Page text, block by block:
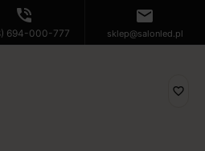
phone_in_talk
694-000-777
mail
sklep@salonled.pl
favorite_border